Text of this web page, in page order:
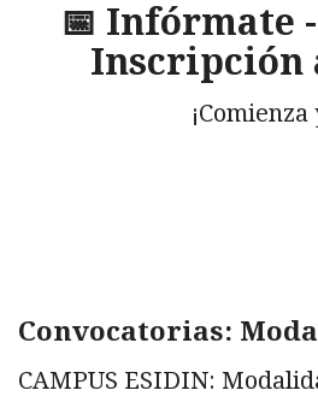
📅 Infórmate
Inscripción
¡Comienza
Convocatorias:
CAMPUS ESIDIN: